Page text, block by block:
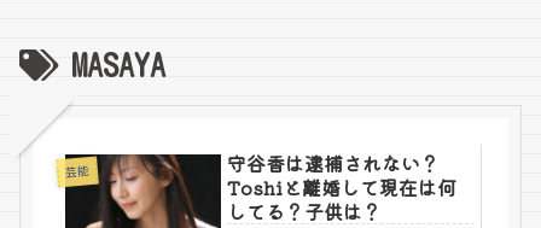
MASAYA
芸能
守谷香は逮捕されない？
Toshiと離婚して現在は何
してる？子供は？